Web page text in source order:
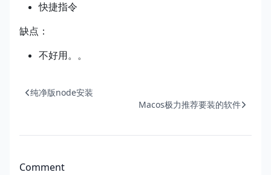
快捷指令
缺点：
不好用。。
纯净版node安装
Macos极力推荐要装的软件
Comment